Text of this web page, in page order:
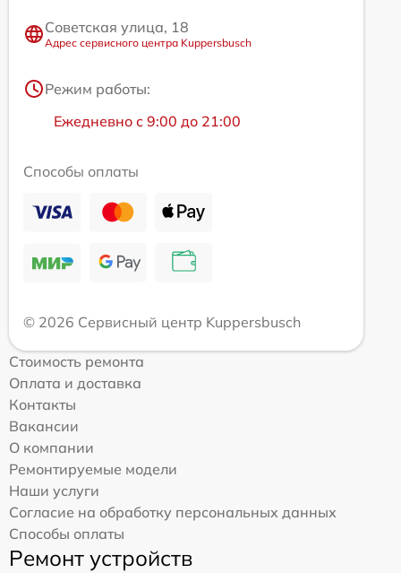
Советская улица, 18
Адрес сервисного центра Kuppersbusch
Режим работы:
Ежедневно с 9:00 до 21:00
Способы оплаты
© 2026 Сервисный центр Kuppersbusch
Стоимость ремонта
Оплата и доставка
Контакты
Вакансии
О компании
Ремонтируемые модели
Наши услуги
Согласие на обработку персональных данных
Способы оплаты
Ремонт устройств